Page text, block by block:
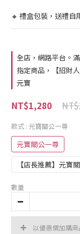
🔸 禮盒包裝，送禮自
全店，網路平台。
指定商品，【招財
元寶
NT$1,280
款式 : 元寶關公一尊
元寶關公一尊
【店長推薦】元寶
數量
以優惠價加購商